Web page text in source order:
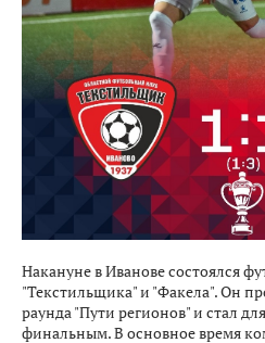
Накануне в Иванове состоялся
"Текстильщика" и "Факела". Он
раунда "Пути регионов" и стал
финальным. В основное время